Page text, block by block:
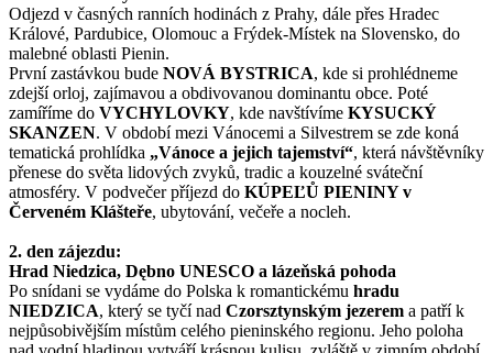
Odjezd v časných ranních hodinách z Prahy, dále přes Hradec
Králové, Pardubice, Olomouc a Frýdek-Místek na Slovensko, do
malebné oblasti Pienin.
První zastávkou bude NOVÁ BYSTRICA, kde si prohlédneme
zdejší orloj, zajímavou a obdivovanou dominantu obce. Poté
zamíříme do VYCHYLOVKY, kde navštívíme KYSUCKÝ
SKANZEN. V období mezi Vánocemi a Silvestrem se zde koná
tematická prohlídka „Vánoce a jejich tajemství“, která návštěvníky
přenese do světa lidových zvyků, tradic a kouzelné sváteční
atmosféry. V podvečer příjezd do KÚPEĽŮ PIENINY v
Červeném Klášteře, ubytování, večeře a nocleh.
2. den zájezdu:
Hrad Niedzica, Dębno UNESCO a lázeňská pohoda
Po snídani se vydáme do Polska k romantickému hradu
NIEDZICA, který se tyčí nad Czorsztynským jezerem a patří k
nejpůsobivějším místům celého pieninského regionu. Jeho poloha